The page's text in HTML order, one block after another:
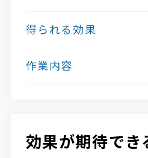
得られる効果
作業内容
効果が期待でき